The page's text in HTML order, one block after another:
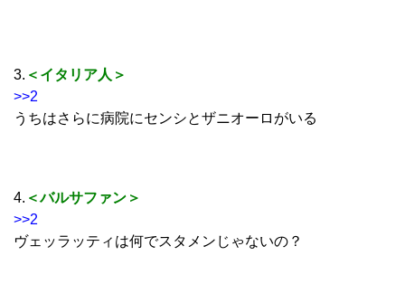
3. ＜イタリア人＞
>>2
うちはさらに病院にセンシとザニオーロがいる
4. ＜バルサファン＞
>>2
ヴェッラッティは何でスタメンじゃないの？